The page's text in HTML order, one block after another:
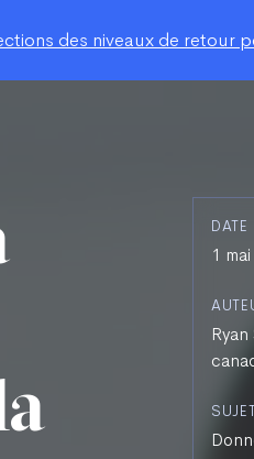
des niveaux de retour
DATE
1